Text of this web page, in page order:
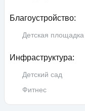
Благоустройство:
Детская площадка
Инфраструктура:
Детский сад
Фитнес